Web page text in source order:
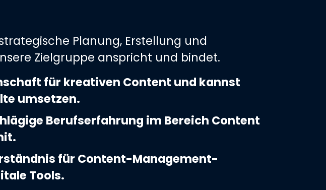
Planung, Erstellung und
Zielgruppe anspricht und bindet.
für kreativen Content und kannst
umsetzen.
Berufserfahrung im Bereich Content
für Content-Management-
Tools.